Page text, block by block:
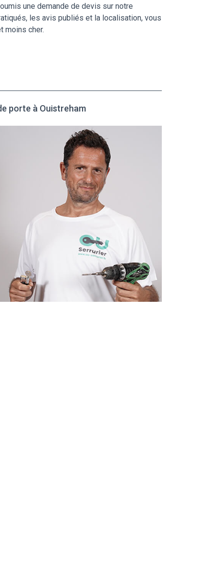
une demande de devis sur notre
les avis publiés et la localisation, vous
moins cher.
porte à Ouistreham